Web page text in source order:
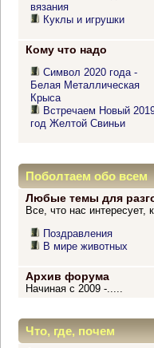
вязания
Куклы и игрушки
Кому что надо
Символ 2020 года -
Белая Металлическая
Крыса
Встречаем Новый
год Желтой Свиньи
Поболтаем обо всем
Любые темы для
Все, что нас интересует,
Поздравления
В мире животных
Архив форума
Начиная с 2009 -.....
Что, где, почем